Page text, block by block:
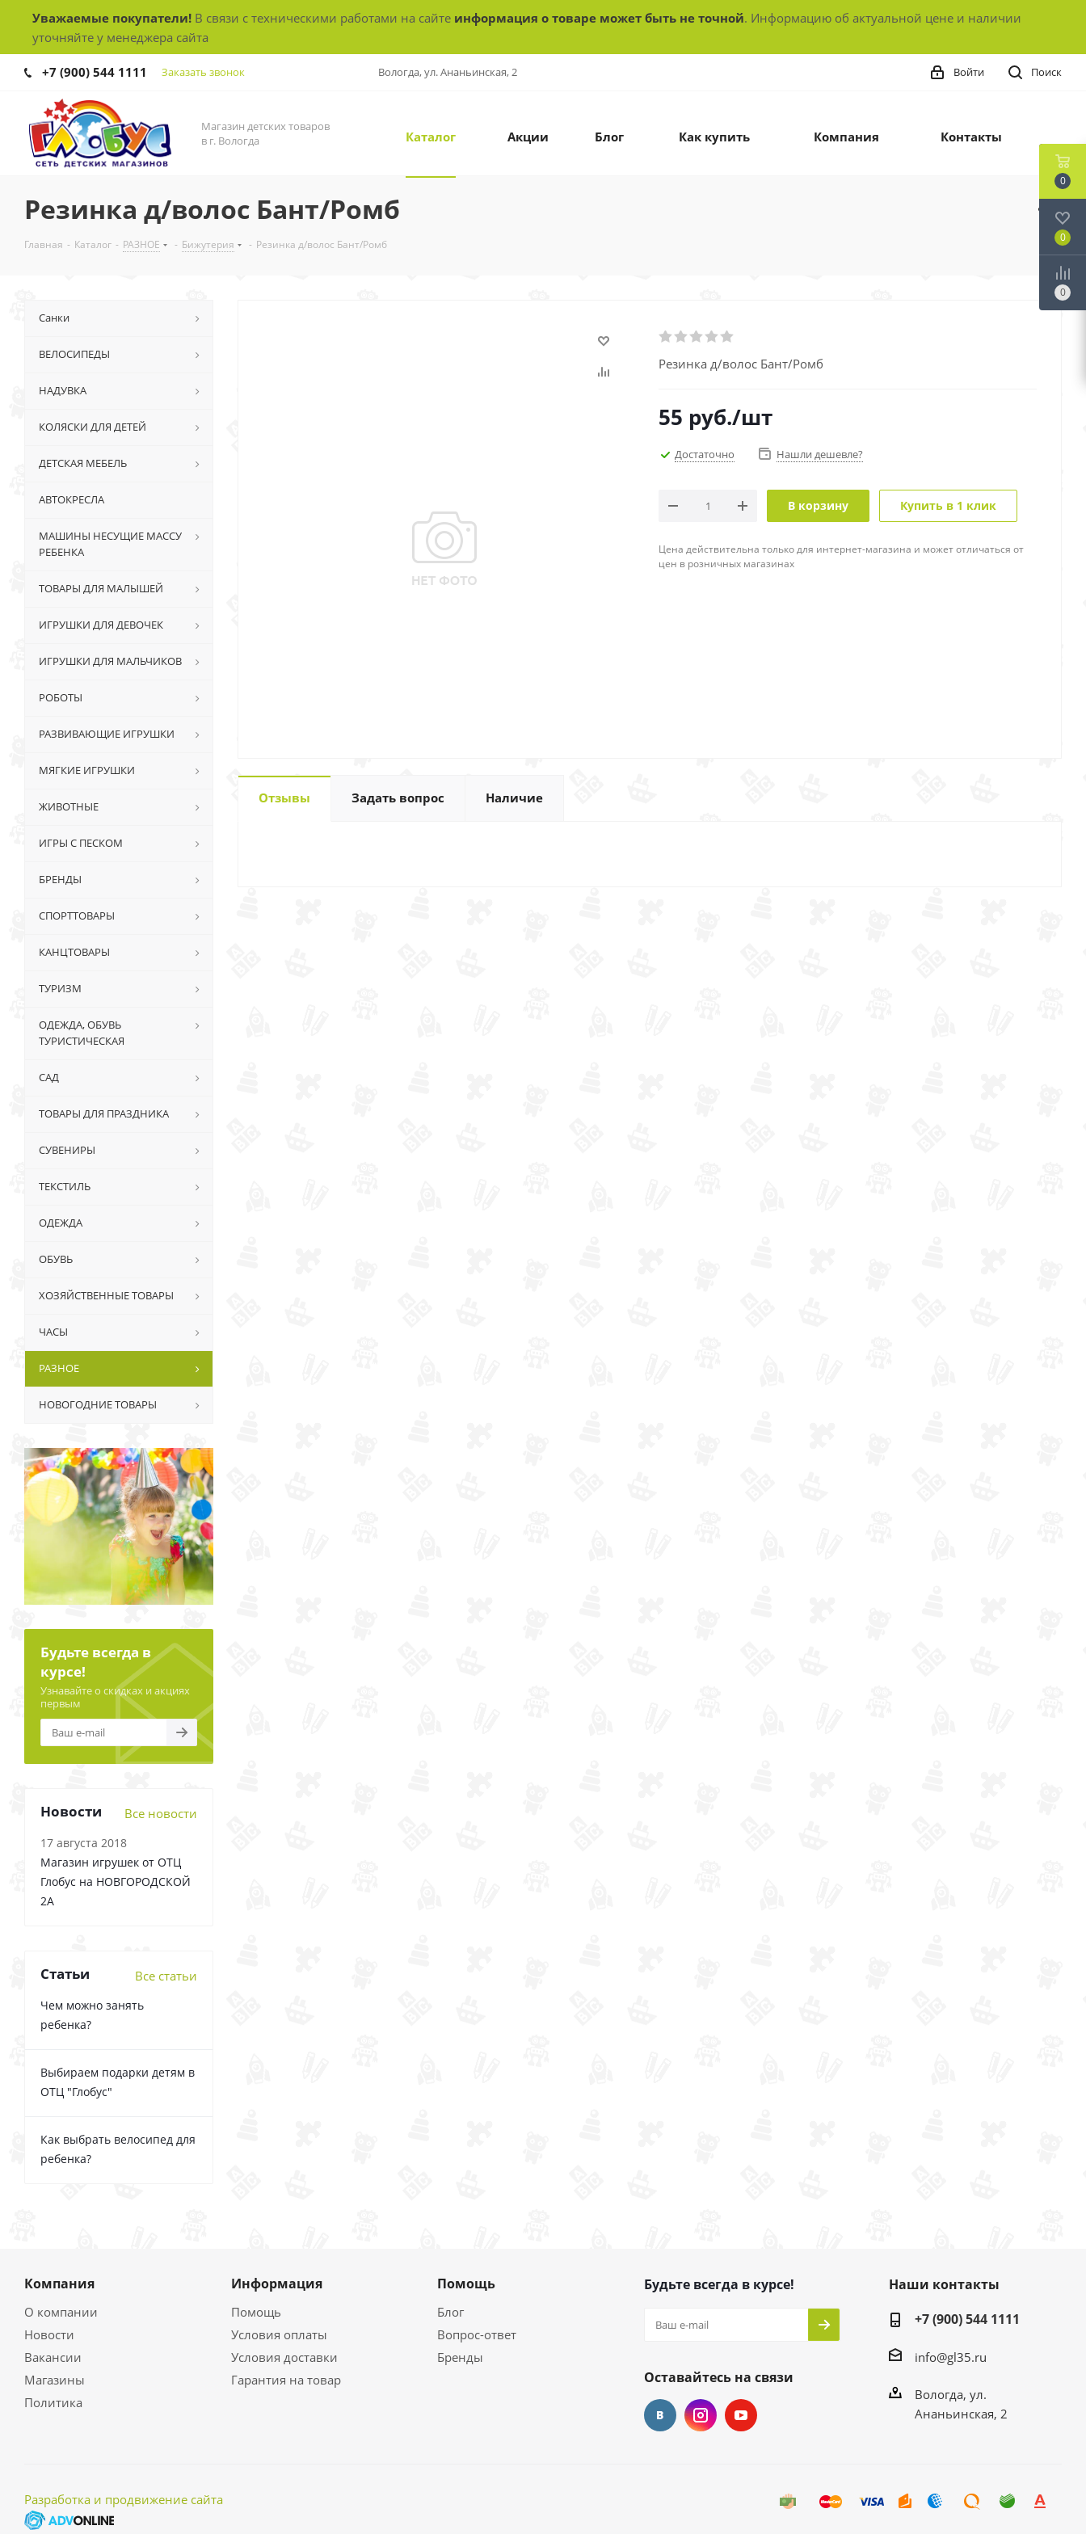
Уважаемые покупатели! В связи с техническими работами на сайте информация о товаре может быть не точной. Информацию об актуальной цене и наличии
уточняйте у менеджера сайта
+7 (900) 544 1111 Заказать звонок Вологда, ул. Ананьинская, 2 Поиск
Войти
Магазин детских товаров
в г. Вологда
Каталог Акции Блог Как купить Компания Контакты
Резинка д/волос Бант/Ромб
Главная - Каталог - РАЗНОЕ - Бижутерия - Резинка д/волос Бант/Ромб
Резинка д/волос Бант/Ромб
55 руб./шт
Достаточно Нашли дешевле?
В корзину Купить в 1 клик
Цена действительна только для интернет-магазина и может отличаться от
цен в розничных магазинах
Отзывы Задать вопрос Наличие
Санки
ВЕЛОСИПЕДЫ
НАДУВКА
КОЛЯСКИ ДЛЯ ДЕТЕЙ
ДЕТСКАЯ МЕБЕЛЬ
АВТОКРЕСЛА
МАШИНЫ НЕСУЩИЕ МАССУ
РЕБЕНКА
ТОВАРЫ ДЛЯ МАЛЫШЕЙ
ИГРУШКИ ДЛЯ ДЕВОЧЕК
ИГРУШКИ ДЛЯ МАЛЬЧИКОВ
РОБОТЫ
РАЗВИВАЮЩИЕ ИГРУШКИ
МЯГКИЕ ИГРУШКИ
ЖИВОТНЫЕ
ИГРЫ С ПЕСКОМ
БРЕНДЫ
СПОРТТОВАРЫ
КАНЦТОВАРЫ
ТУРИЗМ
ОДЕЖДА, ОБУВЬ
ТУРИСТИЧЕСКАЯ
САД
ТОВАРЫ ДЛЯ ПРАЗДНИКА
СУВЕНИРЫ
ТЕКСТИЛЬ
ОДЕЖДА
ОБУВЬ
ХОЗЯЙСТВЕННЫЕ ТОВАРЫ
ЧАСЫ
РАЗНОЕ
НОВОГОДНИЕ ТОВАРЫ
Будьте всегда в
курсе!
Узнавайте о скидках и акциях
первым
Новости Все новости
17 августа 2018
Магазин игрушек от ОТЦ
Глобус на НОВГОРОДСКОЙ
2А
Статьи Все статьи
Чем можно занять
ребенка?
Выбираем подарки детям в
ОТЦ "Глобус"
Как выбрать велосипед для
ребенка?
Компания
О компании
Новости
Вакансии
Магазины
Политика
Информация
Помощь
Условия оплаты
Условия доставки
Гарантия на товар
Помощь
Блог
Вопрос-ответ
Бренды
Будьте всегда в курсе!
Оставайтесь на связи
Наши контакты
+7 (900) 544 1111
info@gl35.ru
Вологда, ул.
Ананьинская, 2
Разработка и продвижение сайта
0
0
0